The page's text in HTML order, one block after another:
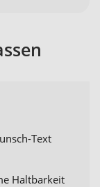
Text
Haltbarkeit